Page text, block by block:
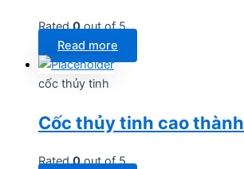
Rated0out of 5
Read more
cốc thủy tinh
Cốc thủy tinh cao thành
Rated0out of 5